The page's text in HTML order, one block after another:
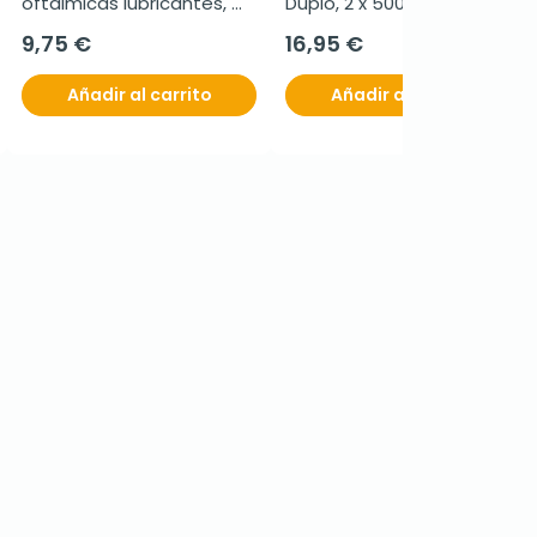
9,75 €
Añadir al carrito
16,95 €
Añadir al carrito